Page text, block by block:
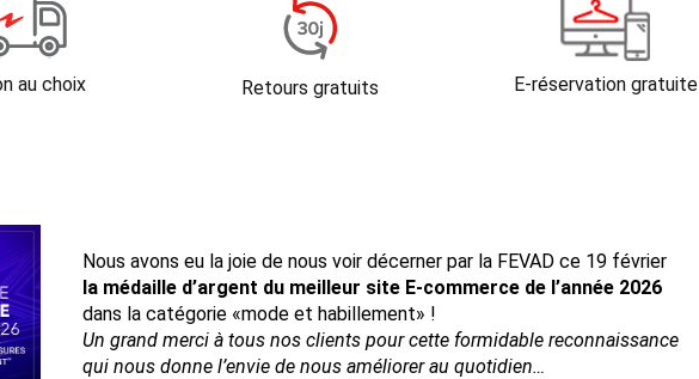
au choix Retours gratuits E-réservation gratuite
Nous avons eu la joie de nous voir décerner par la FEVAD ce 19 février
la médaille d’argent du meilleur site E-commerce de l’année 2026
dans la catégorie «mode et habillement» !
Un grand merci à tous nos clients pour cette formidable reconnaissance
qui nous donne l’envie de nous améliorer au quotidien…